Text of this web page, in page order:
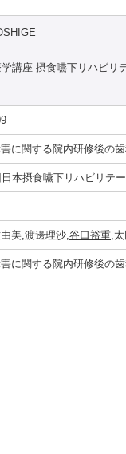
講座 摂食嚥下リハビリ
に関する院内研修後の
本摂食嚥下リハビリテ
美,渡邊理沙,谷口裕重,
に関する院内研修後の